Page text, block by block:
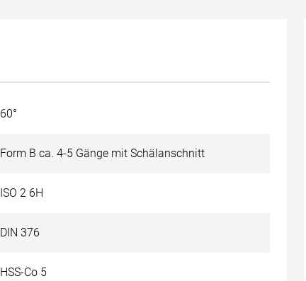
60°
Form B ca. 4-5 Gänge mit Schälanschnitt
ISO 2 6H
DIN 376
HSS-Co 5